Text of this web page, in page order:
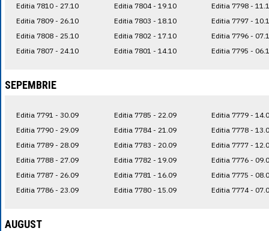
Editia 7810 - 27.10
Editia 7809 - 26.10
Editia 7808 - 25.10
Editia 7807 - 24.10
Editia 7804 - 19.10
Editia 7803 - 18.10
Editia 7802 - 17.10
Editia 7801 - 14.10
Editia 7798 -
Editia 7797 -
Editia 7796 -
Editia 7795 -
SEPEMBRIE
Editia 7791 - 30.09
Editia 7790 - 29.09
Editia 7789 - 28.09
Editia 7788 - 27.09
Editia 7787 - 26.09
Editia 7786 - 23.09
Editia 7785 - 22.09
Editia 7784 - 21.09
Editia 7783 - 20.09
Editia 7782 - 19.09
Editia 7781 - 16.09
Editia 7780 - 15.09
Editia 7779 -
Editia 7778 -
Editia 7777 -
Editia 7776 -
Editia 7775 -
Editia 7774 -
AUGUST